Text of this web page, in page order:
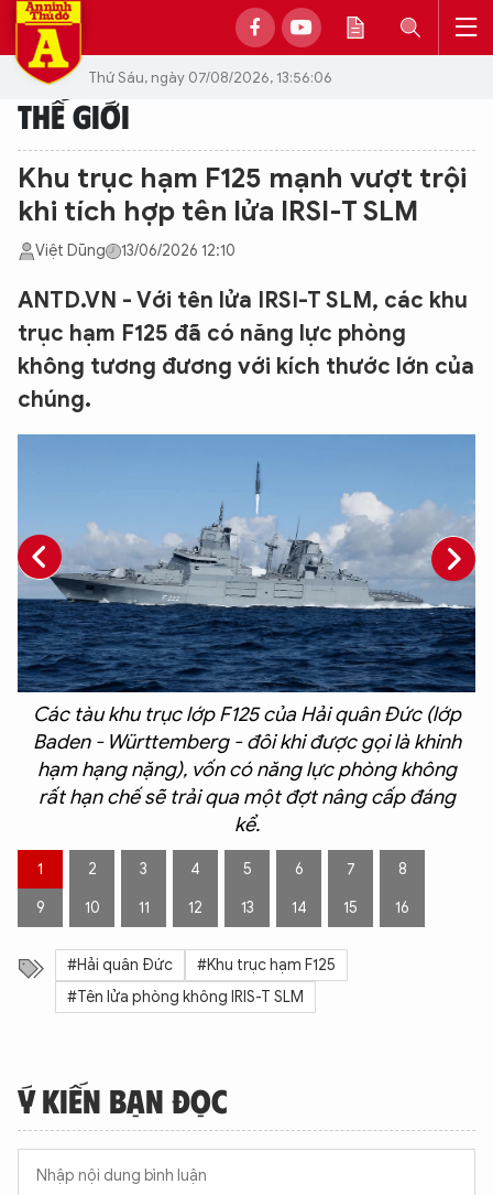
Thứ Sáu, ngày 07/08/2026, 13:56:06
THẾ GIỚI
Khu trục hạm F125 mạnh vượt trội
khi tích hợp tên lửa IRSI-T SLM
Việt Dũng 13/06/2026 12:10
ANTD.VN - Với tên lửa IRSI-T SLM, các khu
trục hạm F125 đã có năng lực phòng
không tương đương với kích thước lớn của
chúng.
Các tàu khu trục lớp F125 của Hải quân Đức (lớp
Baden - Württemberg - đôi khi được gọi là khinh
hạm hạng nặng), vốn có năng lực phòng không
rất hạn chế sẽ trải qua một đợt nâng cấp đáng
kể.
1 2 3 4 5 6 7 8
9 10 11 12 13 14 15 16
#Hải quân Đức
#Khu trục hạm F125
#Tên lửa phòng không IRIS-T SLM
Ý KIẾN BẠN ĐỌC